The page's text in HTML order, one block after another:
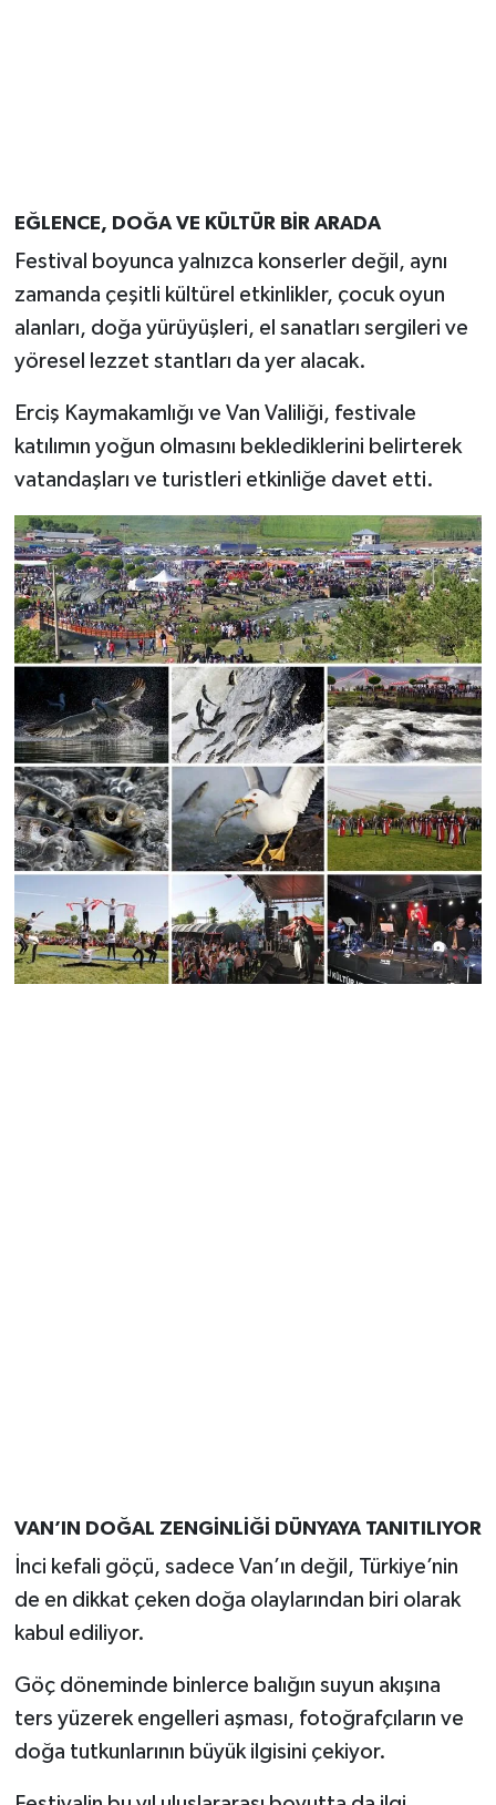
EĞLENCE, DOĞA VE KÜLTÜR BİR ARADA
Festival boyunca yalnızca konserler değil, aynı
zamanda çeşitli kültürel etkinlikler, çocuk oyun
alanları, doğa yürüyüşleri, el sanatları sergileri ve
yöresel lezzet stantları da yer alacak.
Erciş Kaymakamlığı ve Van Valiliği, festivale
katılımın yoğun olmasını beklediklerini belirterek
vatandaşları ve turistleri etkinliğe davet etti.
VAN’IN DOĞAL ZENGİNLİĞİ DÜNYAYA TANITILIYOR
İnci kefali göçü, sadece Van’ın değil, Türkiye’nin
de en dikkat çeken doğa olaylarından biri olarak
kabul ediliyor.
Göç döneminde binlerce balığın suyun akışına
ters yüzerek engelleri aşması, fotoğrafçıların ve
doğa tutkunlarının büyük ilgisini çekiyor.